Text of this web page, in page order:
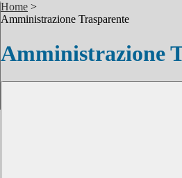
Home >
Amministrazione Trasparente
Amministrazione